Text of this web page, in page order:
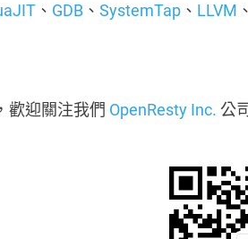
、 GDB 、 SystemTap 、 LLVM
歡迎關注我們 OpenResty Inc. 公